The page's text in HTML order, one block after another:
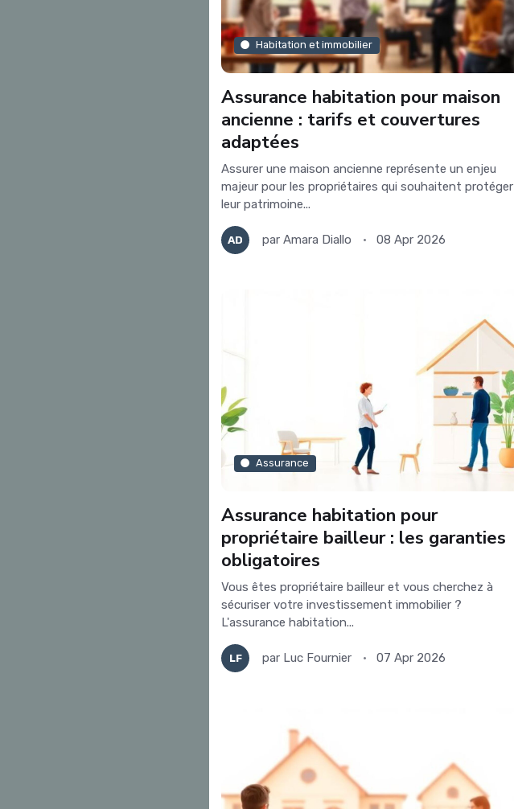
Habitation et immobilier
Assurance habitation pour maison
ancienne : tarifs et couvertures
adaptées
Assurer une maison ancienne représente un enjeu
majeur pour les propriétaires qui souhaitent protéger
leur patrimoine...
AD par Amara Diallo 08 Apr 2026
Assurance
Assurance habitation pour
propriétaire bailleur : les garanties
obligatoires
Vous êtes propriétaire bailleur et vous cherchez à
sécuriser votre investissement immobilier ?
L'assurance habitation...
LF par Luc Fournier 07 Apr 2026